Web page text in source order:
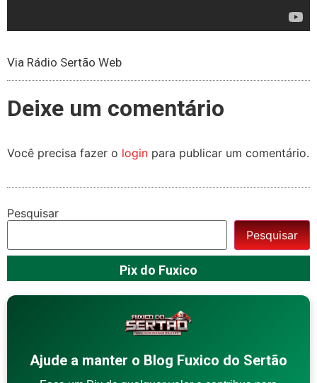
Via Rádio Sertão Web
Deixe um comentário
Você precisa fazer o login para publicar um comentário.
Pesquisar
Pesquisar
Pix do Fuxico
Ajude a manter o Blog Fuxico do Sertão